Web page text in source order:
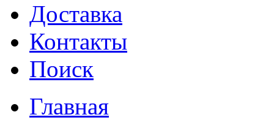
Доставка
Контакты
Поиск
Главная